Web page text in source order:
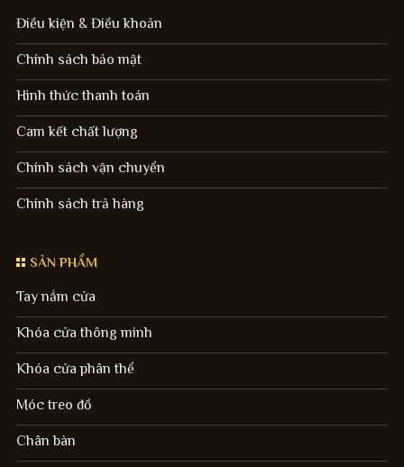
Điều kiện & Điều khoản
Chính sách bảo mật
Hình thức thanh toán
Cam kết chất lượng
Chính sách vận chuyển
Chính sách trả hàng
SẢN PHẨM
Tay nắm cửa
Khóa cửa thông minh
Khóa cửa phân thể
Móc treo đồ
Chân bàn